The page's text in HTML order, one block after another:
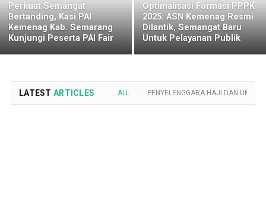
Perkuat Semangat
Bertanding, Kasi PAI
Kemenag Kab. Semarang
Kunjungi Peserta PAI Fair
Optimalisasi Formasi PPPK
2025: ASN Kemenag Resmi
Dilantik, Semangat Baru
Untuk Pelayanan Publik
LATEST ARTICLES ALL PENYELENGGARA HAJI DAN UMROH